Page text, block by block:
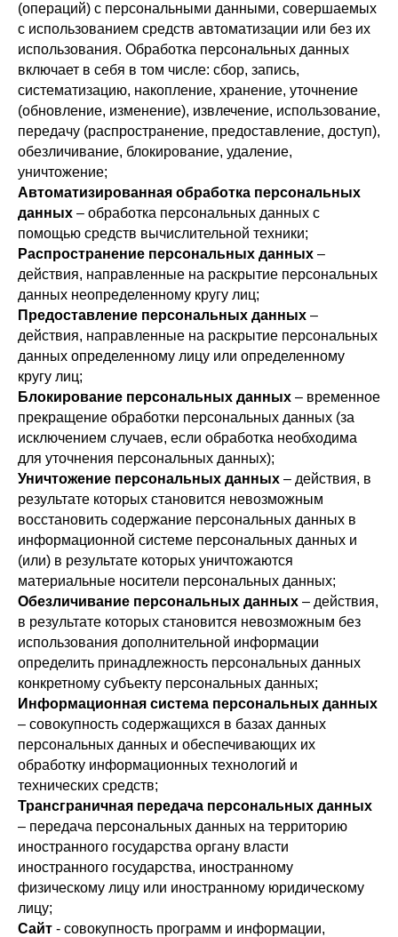
(операций) с персональными данными, совершаемых
с использованием средств автоматизации или без их
использования. Обработка персональных данных
включает в себя в том числе: сбор, запись,
систематизацию, накопление, хранение, уточнение
(обновление, изменение), извлечение, использование,
передачу (распространение, предоставление, доступ),
обезличивание, блокирование, удаление,
уничтожение;
Автоматизированная обработка персональных
данных – обработка персональных данных с
помощью средств вычислительной техники;
Распространение персональных данных –
действия, направленные на раскрытие персональных
данных неопределенному кругу лиц;
Предоставление персональных данных –
действия, направленные на раскрытие персональных
данных определенному лицу или определенному
кругу лиц;
Блокирование персональных данных – временное
прекращение обработки персональных данных (за
исключением случаев, если обработка необходима
для уточнения персональных данных);
Уничтожение персональных данных – действия, в
результате которых становится невозможным
восстановить содержание персональных данных в
информационной системе персональных данных и
(или) в результате которых уничтожаются
материальные носители персональных данных;
Обезличивание персональных данных – действия,
в результате которых становится невозможным без
использования дополнительной информации
определить принадлежность персональных данных
конкретному субъекту персональных данных;
Информационная система персональных данных
– совокупность содержащихся в базах данных
персональных данных и обеспечивающих их
обработку информационных технологий и
технических средств;
Трансграничная передача персональных данных
– передача персональных данных на территорию
иностранного государства органу власти
иностранного государства, иностранному
физическому лицу или иностранному юридическому
лицу;
Сайт - совокупность программ и информации,